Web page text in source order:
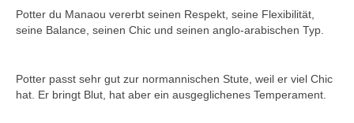
Uphelia – Ultra Boy – Stenograph – La Zarras
Hengstanwärter
Potter du Manaou vererbt seinen Respekt, seine Flexibilität,
seine Balance, seinen Chic und seinen anglo-arabischen Typ.
Potter passt sehr gut zur normannischen Stute, weil er viel Chic
hat. Er bringt Blut, hat aber ein ausgeglichenes Temperament.